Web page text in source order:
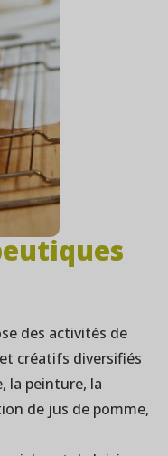
des activités de
créatifs diversifiés
la peinture, la
de jus de pomme,